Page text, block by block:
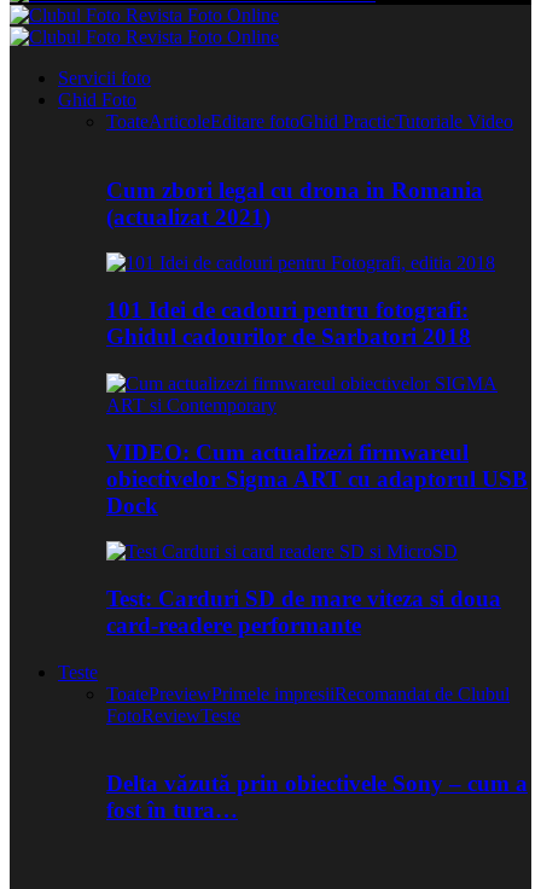
Servicii foto
Ghid Foto
ToateArticoleEditare fotoGhid PracticTutoriale Video
Cum zbori legal cu drona in Romania
(actualizat 2021)
101 Idei de cadouri pentru fotografi:
Ghidul cadourilor de Sarbatori 2018
VIDEO: Cum actualizezi firmwareul
obiectivelor Sigma ART cu adaptorul USB
Dock
Test: Carduri SD de mare viteza si doua
card-readere performante
Teste
ToatePreviewPrimele impresiiRecomandat de Clubul
FotoReviewTeste
Delta văzută prin obiectivele Sony – cum a
fost în tura…